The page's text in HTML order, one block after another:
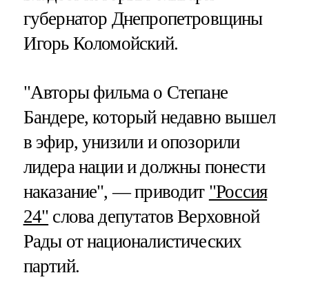
губернатор Днепропетровщины
Игорь Коломойский.
"Авторы фильма о Степане
Бандере, который недавно вышел
в эфир, унизили и опозорили
лидера нации и должны понести
наказание", — приводит "Россия
24" слова депутатов Верховной
Рады от националистических
партий.